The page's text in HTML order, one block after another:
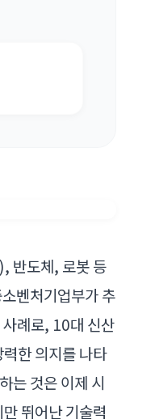
반도체, 로봇 등
벤처기업부가 추
례로, 10대 신산
한 의지를 나타
는 것은 이제 시
뛰어난 기술력